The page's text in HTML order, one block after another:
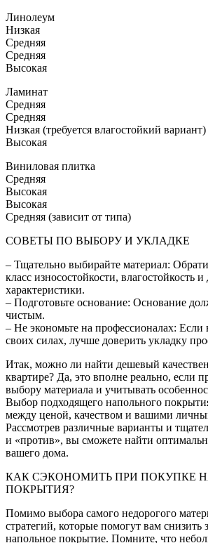
Линолеум
Низкая
Средняя
Средняя
Высокая
Ламинат
Средняя
Средняя
Низкая (требуется влагостойкий вариант)
Высокая
Виниловая плитка
Средняя
Высокая
Высокая
Средняя (зависит от типа)
СОВЕТЫ ПО ВЫБОРУ И УКЛАДКЕ
– Тщательно выбирайте материал:
класс износостойкости, влагостойкость и
характеристики.
– Подготовьте основание: Основание
чистым.
– Не экономьте на профессионалах:
своих силах, лучше доверить укладку
Итак, можно ли найти дешевый
квартире? Да, это вполне реально, если
выбору материала и учитывать
Выбор подходящего напольного
между ценой, качеством и вашими
Рассмотрев различные варианты и
и «против», вы сможете найти
вашего дома.
КАК СЭКОНОМИТЬ ПРИ ПОКУПКЕ
ПОКРЫТИЯ?
Помимо выбора самого недорогого
стратегий, которые помогут вам снизить
напольное покрытие. Помните, что